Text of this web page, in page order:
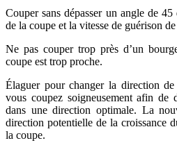
Couper sans dépasser un angle de
de la coupe et la vitesse de guérison
Ne pas couper trop près d’un
coupe est trop proche.
Élaguer pour changer la direction
vous coupez soigneusement afin de
dans une direction optimale. La
direction potentielle de la croissance
la coupe.